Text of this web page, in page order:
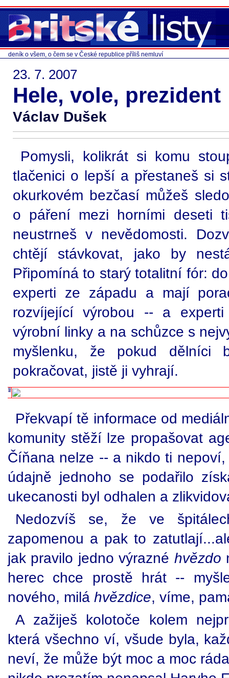
deník o všem, o čem se v České republice příliš nemluví
23. 7. 2007
Hele, vole, prezident
Václav Dušek
Pomysli, kolikrát si komu
tlačenici o lepší a přestaneš si
okurkovém bezčasí můžeš
o páření mezi horními deseti
neustrneš v nevědomosti.
chtějí stávkovat, jako by
Připomíná to starý totalitní fór:
experti ze západu a mají
rozvíjející výrobou -- a
výrobní linky a na schůzce s
myšlenku, že pokud dělníci
pokračovat, jistě ji vyhrají.
Překvapí tě informace od
komunity stěží lze propašovat
Číňana nelze -- a nikdo ti
údajně jednoho se podařilo
ukecanosti byl odhalen a
Nedozvíš se, že ve
zapomenou a pak to
jak pravilo jedno výrazné hvězdo
herec chce prostě hrát --
nového, milá hvězdice, víme,
A zažiješ kolotoče kolem
která všechno ví, všude byla,
neví, že může být moc a moc